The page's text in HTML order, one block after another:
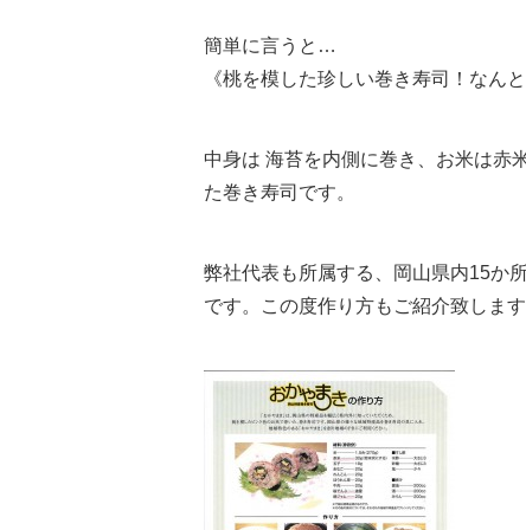
簡単に言うと…
《桃を模した珍しい巻き寿司！なん
中身は 海苔を内側に巻き、お米は赤
た巻き寿司です。
弊社代表も所属する、岡山県内15か
です。この度作り方もご紹介致します